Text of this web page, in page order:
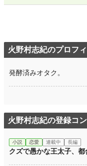
火野村志紀のプロフ
発酵済みオタク。
火野村志紀の登録コ
小説 恋愛 連載中 長編
クズで愚かな王太子、都